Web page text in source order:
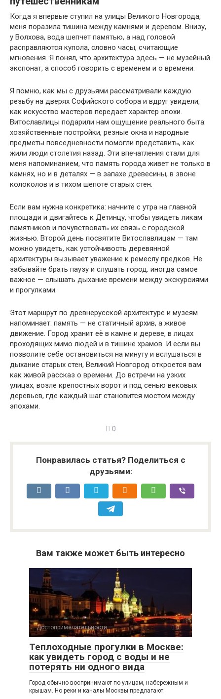
Когда я впервые ступил на улицы Великого Новгорода,
меня поразила тишина между камнями и деревом. Внизу,
у Волхова, вода шепчет памятью, а над головой
расправляются купола, словно часы, считающие
мгновения. Я понял, что архитектура здесь — не музейный
экспонат, а способ говорить с временем и о времени.
Я помню, как мы с друзьями рассматривали каждую
резьбу на дверях Софийского собора и вдруг увидели,
как искусство мастеров передает характер эпохи.
Витославлицы подарили нам ощущение реального быта:
хозяйственные постройки, резные окна и народные
предметы повседневности помогли представить, как
жили люди столетия назад. Эти впечатления стали для
меня напоминанием, что память города живет не только в
камнях, но и в деталях — в запахе древесины, в звоне
колоколов и в тихом шепоте старых стен.
Если вам нужна конкретика: начните с утра на главной
площади и двигайтесь к Детинцу, чтобы увидеть ликам
памятников и почувствовать их связь с городской
жизнью. Второй день посвятите Витославлицам — там
можно увидеть, как устойчивость деревянной
архитектуры вызывает уважение к ремеслу предков. Не
забывайте брать паузу и слушать город: иногда самое
важное — слышать дыхание времени между экскурсиями
и прогулками.
Этот маршрут по древнерусской архитектуре и музеям
напоминает: память — не статичный архив, а живое
движение. Город хранит её в камне и дереве, в лицах
проходящих мимо людей и в тишине храмов. И если вы
позволите себе остановиться на минуту и вслушаться в
дыхание старых стен, Великий Новгород откроется вам
как живой рассказ о времени. До встречи на узких
улицах, возле крепостных ворот и под сенью вековых
деревьев, где каждый шаг становится мостом между
эпохами.
0
Понравилась статья? Поделиться с
друзьями:
Вам также может быть интересно
Достопримечательности 0
Теплоходные прогулки в Москве:
как увидеть город с воды и не
потерять ни одного вида
Город обычно воспринимают по улицам, набережным и
крышам. Но реки и каналы Москвы предлагают